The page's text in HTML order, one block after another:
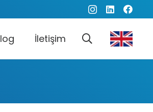
İletişim